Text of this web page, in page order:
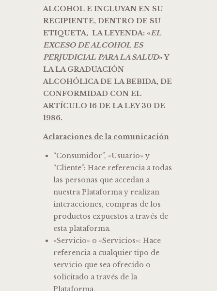
ALCOHOL E INCLUYAN EN SU
RECIPIENTE, DENTRO DE SU
ETIQUETA, LA LEYENDA: «EL
EXCESO DE ALCOHOL ES
PERJUDICIAL PARA LA SALUD» Y
LA LA GRADUACIÓN
ALCOHÓLICA DE LA BEBIDA, DE
CONFORMIDAD CON EL
ARTÍCULO 16 DE LA LEY 30 DE
1986.
Aclaraciones de la comunicación
“Consumidor”, «Usuario» y
“Cliente”: Hace referencia a todas
las personas que accedan a
nuestra Plataforma y realizan
interacciones, compras de los
productos expuestos a través de
esta plataforma.
«Servicio» o «Servicios»: Hace
referencia a cualquier tipo de
servicio que sea ofrecido o
solicitado a través de la
Plataforma.